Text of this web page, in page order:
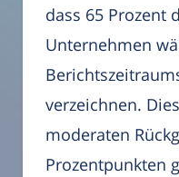
dass 65 Prozent
Unternehmen
verzeichnen.
moderaten
Prozentpunkten